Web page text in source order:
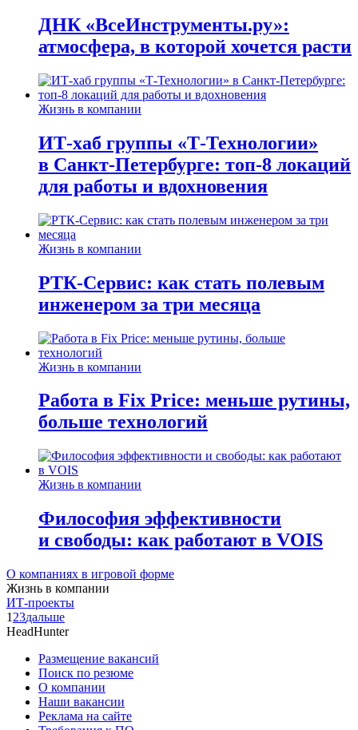
ДНК «ВсеИнструменты.ру»:
атмосфера, в которой хочется расти
Жизнь в компании
ИТ-хаб группы «Т-Технологии»
в Санкт-Петербурге: топ-8 локаций
для работы и вдохновения
Жизнь в компании
РТК-Сервис: как стать полевым
инженером за три месяца
Жизнь в компании
Работа в Fix Price: меньше рутины,
больше технологий
Жизнь в компании
Философия эффективности
и свободы: как работают в VOIS
О компаниях в игровой форме
Жизнь в компании
ИТ-проекты
1 23дальше
HeadHunter
Размещение вакансий
Поиск по резюме
О компании
Наши вакансии
Реклама на сайте